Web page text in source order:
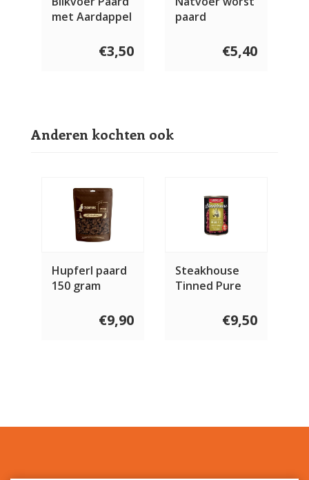
met Aardappel
€3,50
paard
€5,40
Anderen kochten ook
Hupferl paard
150 gram
€9,90
Steakhouse
Tinned Pure
€9,50